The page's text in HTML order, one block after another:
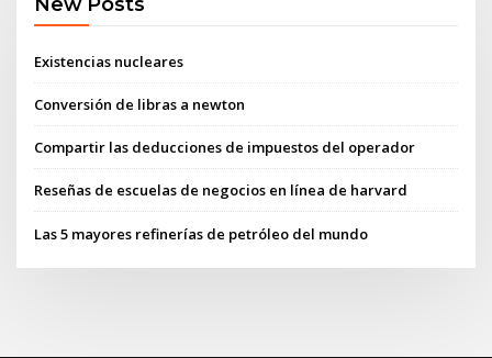
Existencias nucleares
Conversión de libras a newton
Compartir las deducciones de impuestos del operador
Reseñas de escuelas de negocios en línea de harvard
Las 5 mayores refinerías de petróleo del mundo